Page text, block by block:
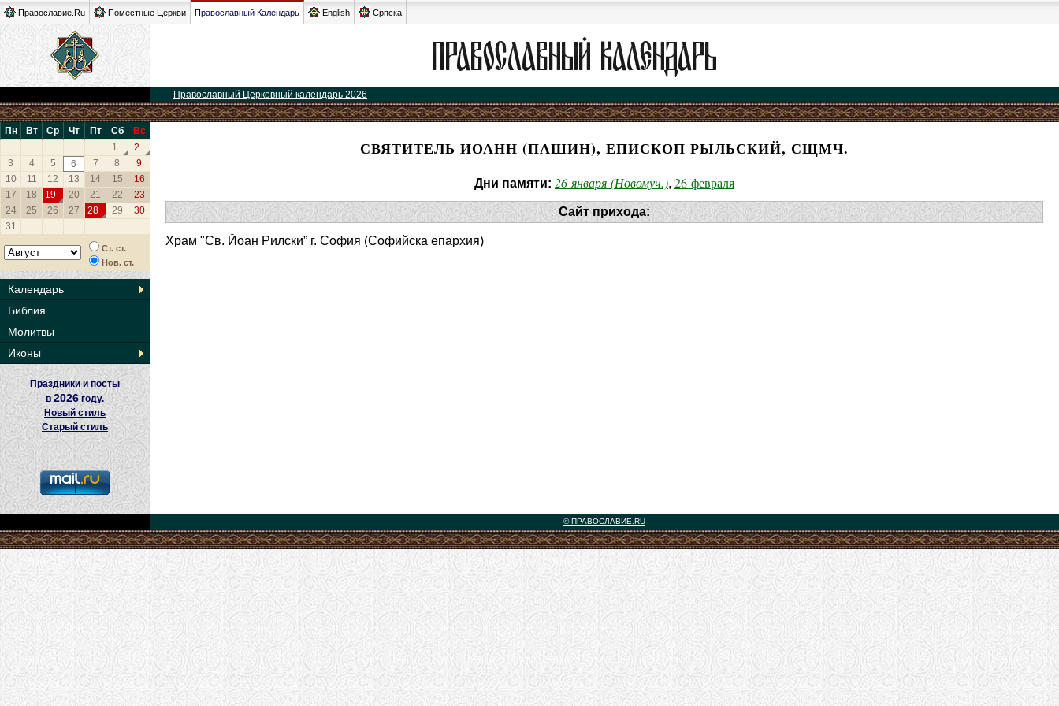
Православие.Ru Поместные Церкви Православный Календарь English Српска
Православный Церковный календарь 2026
Пн Вт Ср Чт Пт Сб
Вс
1
2
3
4 5 6 7 8
9
10
11 12 13 14 15
16
17
18 19 20 21 22
23
24
25 26 27 28 29
30
31
Ст. ст.
Нов. ст.
Календарь
Библия
Молитвы
Иконы
Праздники и посты
в2026 году.
Новый стиль
Старый стиль
СВЯТИТЕЛЬ ИОАНН (ПАШИН), ЕПИСКОП РЫЛЬСКИЙ, СЩМЧ.
Дни памяти: 26 января (Новомуч.), 26 февраля
Сайт прихода:
Храм "Св. Йоан Рилски” г. София (Софийска епархия)
© ПРАВОСЛАВИЕ.RU